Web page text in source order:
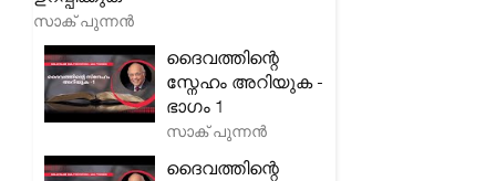
സാക് പുന്നൻ
ദൈവത്തിന്റെ
സ്നേഹം അറിയുക -
ഭാഗം 1
സാക് പുന്നൻ
ദൈവത്തിന്റെ